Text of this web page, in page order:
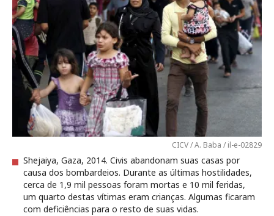
CICV / A. Baba / il-e-02829
Shejaiya, Gaza, 2014. Civis abandonam suas casas por
causa dos bombardeios. Durante as últimas hostilidades,
cerca de 1,9 mil pessoas foram mortas e 10 mil feridas,
um quarto destas vítimas eram crianças. Algumas ficaram
com deficiências para o resto de suas vidas.